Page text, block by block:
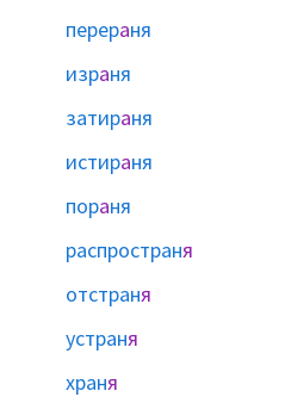
перераня
израня
затираня
истираня
пораня
распространя
отстраня
устраня
храня